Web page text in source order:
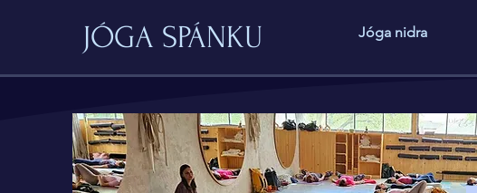
JÓGA SPÁNKU Jóga nidra